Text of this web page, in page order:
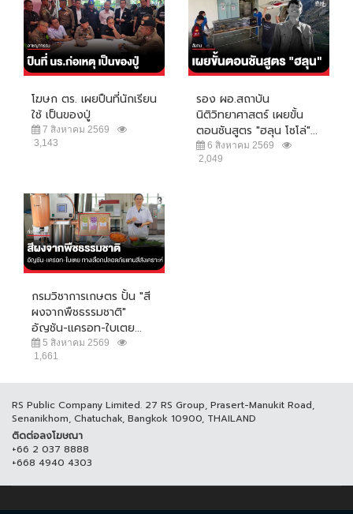
โฆษก ตร. เผยปืนที่นักเรียน
ใช้ เป็นของปู่
7 สิงหาคม 2569
3,143
รอง ผอ.สถาบัน
นิติวิทยาศาสตร์ เผยขั้น
ตอนชันสูตร "ฮลุน โซโล่"...
6 สิงหาคม 2569
2,049
กรมวิชาการเกษตร ปั้น "สี
ผงจากพืชธรรมชาติ"
อัญชัน-แครอท-ใบเตย...
5 สิงหาคม 2569
1,661
RS Public Company Limited. 27 RS Group, Prasert-Manukit Road,
Senanikhom, Chatuchak, Bangkok 10900, THAILAND
ติดต่อลงโฆษณา
+66 2 037 8888
+668 4940 4303